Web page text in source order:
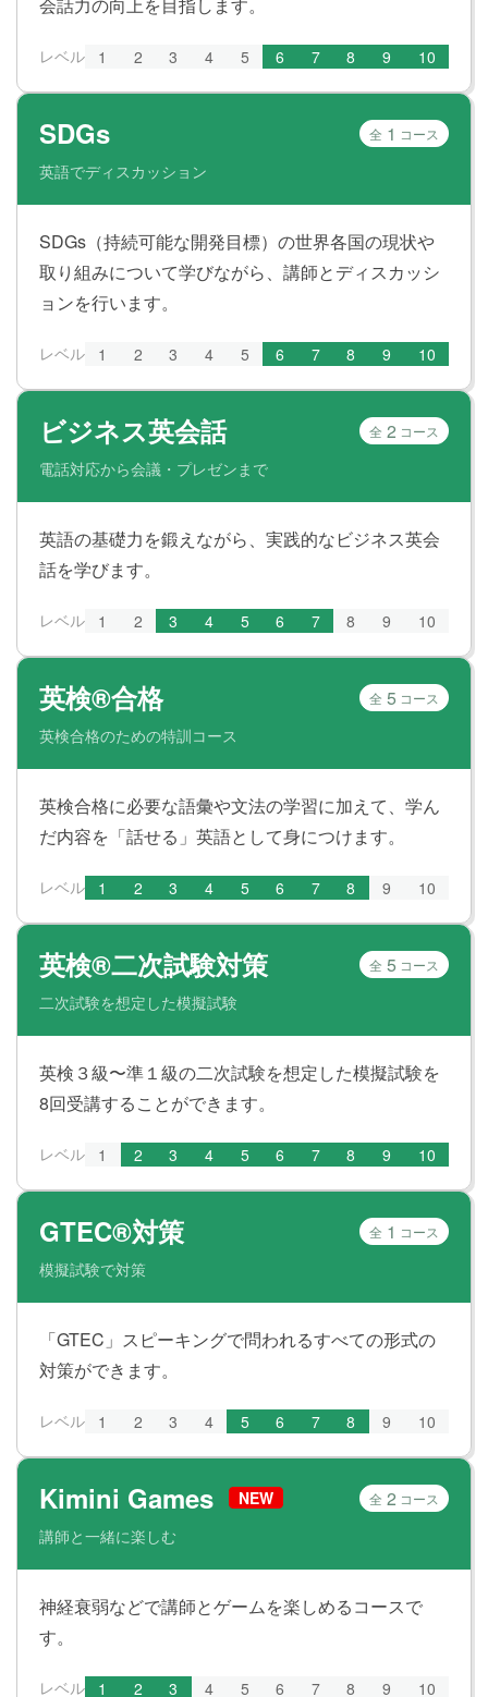
会話力の向上を目指します。
レベル 1 2 3 4 5 6 7 8 9 10
SDGs
英語でディスカッション
全 1 コース
SDGs（持続可能な開発目標）の世界各国の現状や
取り組みについて学びながら、講師とディスカッシ
ョンを行います。
レベル 1 2 3 4 5 6 7 8 9 10
ビジネス英会話
電話対応から会議・プレゼンまで
全 2 コース
英語の基礎力を鍛えながら、実践的なビジネス英会
話を学びます。
レベル 1 2 3 4 5 6 7 8 9 10
英検®合格
英検合格のための特訓コース
全 5 コース
英検合格に必要な語彙や文法の学習に加えて、学ん
だ内容を「話せる」英語として身につけます。
レベル 1 2 3 4 5 6 7 8 9 10
英検®二次試験対策
二次試験を想定した模擬試験
全 5 コース
英検３級〜準１級の二次試験を想定した模擬試験を
8回受講することができます。
レベル 1 2 3 4 5 6 7 8 9 10
GTEC®対策
模擬試験で対策
全 1 コース
「GTEC」スピーキングで問われるすべての形式の
対策ができます。
レベル 1 2 3 4 5 6 7 8 9 10
Kimini Games
NEW
講師と一緒に楽しむ
全 2 コース
神経衰弱などで講師とゲームを楽しめるコースで
す。
レベル 1 2 3 4 5 6 7 8 9 10